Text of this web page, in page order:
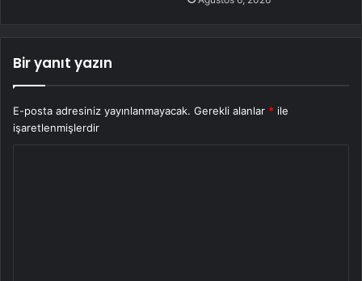
Bir yanıt yazın
E-posta adresiniz yayınlanmayacak. Gerekli alanlar * ile
işaretlenmişlerdir